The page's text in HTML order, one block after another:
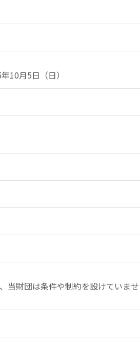
当財団は条件や制約を設けていませ